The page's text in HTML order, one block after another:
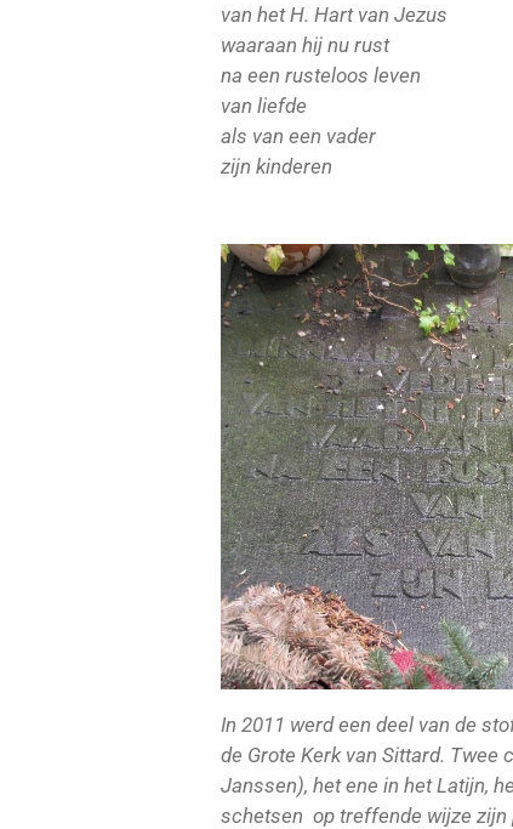
van het H. Hart van Jezus
waaraan hij nu rust
na een rusteloos leven
van liefde
als van een vader
zijn kinderen
In 2011 werd een deel van de
de Grote Kerk van Sittard. Twee
Janssen), het ene in het Latijn,
schetsen op treffende wijze zijn